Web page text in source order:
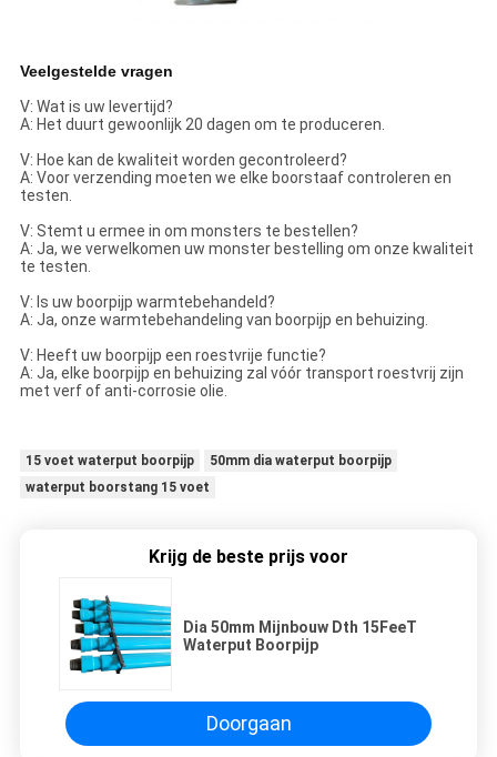
Veelgestelde vragen
V: Wat is uw levertijd?
A: Het duurt gewoonlijk 20 dagen om te produceren.
V: Hoe kan de kwaliteit worden gecontroleerd?
A: Voor verzending moeten we elke boorstaaf controleren en
testen.
V: Stemt u ermee in om monsters te bestellen?
A: Ja, we verwelkomen uw monster bestelling om onze kwaliteit
te testen.
V: Is uw boorpijp warmtebehandeld?
A: Ja, onze warmtebehandeling van boorpijp en behuizing.
V: Heeft uw boorpijp een roestvrije functie?
A: Ja, elke boorpijp en behuizing zal vóór transport roestvrij zijn
met verf of anti-corrosie olie.
15 voet waterput boorpijp
50mm dia waterput boorpijp
waterput boorstang 15 voet
Krijg de beste prijs voor
Dia 50mm Mijnbouw Dth 15FeeT
Waterput Boorpijp
Doorgaan